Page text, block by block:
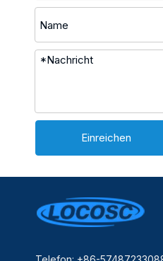
Einreichen